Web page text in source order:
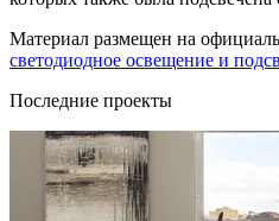
Материал размещен на
светодиодное освещение и
Последние проекты